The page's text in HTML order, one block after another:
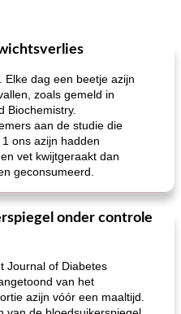
Elke dag een beetje azijn
zoals gemeld in
Biochemistry.
aan de studie die
ons azijn hadden
vet kwijtgeraakt dan
geconsumeerd.
onder controle
Journal of Diabetes
van het
azijn vóór een maaltijd.